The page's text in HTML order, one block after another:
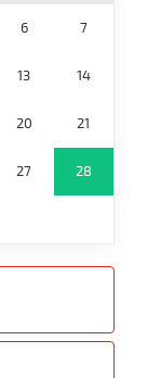
6 7
13 14
20 21
27 28